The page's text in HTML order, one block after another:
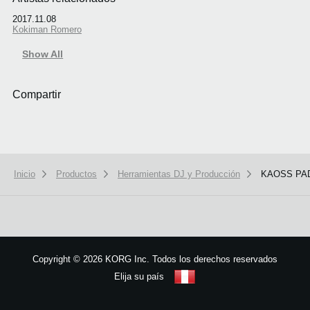
2017.11.08
Kokiman Romero
Show All
Compartir
Inicio Productos Herramientas DJ y Producción KAOSS
Copyright © 2026 KORG Inc. Todos los derechos reservados
Elija su país